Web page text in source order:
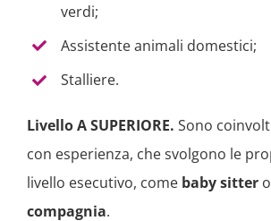
verdi;
Assistente animali domestici;
Stalliere.
Livello A SUPERIORE. Sono
con esperienza, che svolgono le
livello esecutivo, come baby sittero
compagnia.